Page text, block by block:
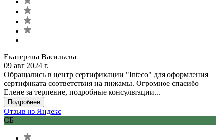
Екатерина Васильева
09 авг 2024 г.
Обращались в центр сертификации "Inteco" для оформления
сертификата соответствия на пижамы. Огромное спасибо
Елене за терпение, подробные консультации...
Подробнее
Отзыв из Яндекс
СБ